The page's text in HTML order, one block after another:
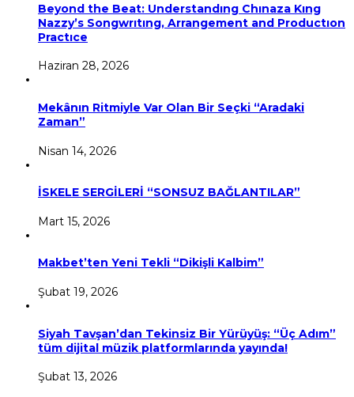
Beyond the Beat: Understandıng Chınaza Kıng
Nazzy’s Songwrıtıng, Arrangement and Productıon
Practıce
Haziran 28, 2026
Mekânın Ritmiyle Var Olan Bir Seçki “Aradaki
Zaman”
Nisan 14, 2026
İSKELE SERGİLERİ “SONSUZ BAĞLANTILAR”
Mart 15, 2026
Makbet’ten Yeni Tekli “Dikişli Kalbim”
Şubat 19, 2026
Siyah Tavşan’dan Tekinsiz Bir Yürüyüş: “Üç Adım”
tüm dijital müzik platformlarında yayında!
Şubat 13, 2026